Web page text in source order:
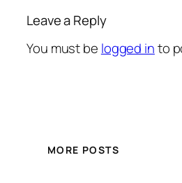
Leave a Reply
You must be logged into
MORE POSTS